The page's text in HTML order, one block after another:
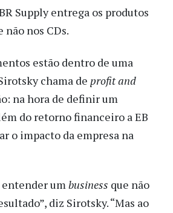
Supply entrega os produtos
não nos CDs.
estão dentro de uma
chama de profit and
na hora de definir um
do retorno financeiro a EB
o impacto da empresa na
entender umbusiness que não
diz Sirotsky. “Mas ao